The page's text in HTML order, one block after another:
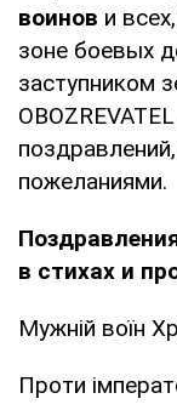
воинов и
зоне боевых
заступником
пожеланиями.
в стихах и
Мужній воїн
Проти